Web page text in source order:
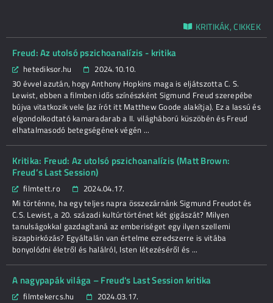
KRITIKÁK, CIKKEK
Freud: Az utolsó pszichoanalízis - kritika
hetediksor.hu
2024.10.10.
30 évvel azután, hogy Anthony Hopkins maga is eljátszotta C. S.
Lewist, ebben a filmben idős színészként Sigmund Freud szerepébe
bújva vitatkozik vele (az írót itt Matthew Goode alakítja). Ez a lassú és
elgondolkodtató kamaradarab a II. világháború küszöbén és Freud
elhatalmasodó betegségének végén ...
Kritika: Freud: Az utolsó pszichoanalízis (Matt Brown:
Freud’s Last Session)
filmtett.ro
2024.04.17.
Mi történne, ha egy teljes napra összezárnánk Sigmund Freudot és
C.S. Lewist, a 20. századi kultúrtörténet két gigászát? Milyen
tanulságokkal gazdagítaná az emberiséget egy ilyen szellemi
iszapbirkózás? Egyáltalán van értelme ezredszerre is vitába
bonyolódni életről és halálról, Isten létezéséről és ...
A nagypapák világa – Freud's Last Session kritika
filmtekercs.hu
2024.03.17.